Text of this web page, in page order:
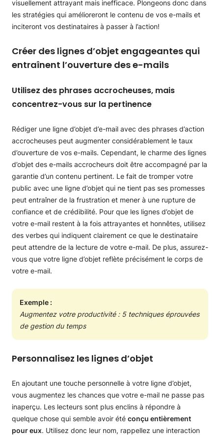
visuellement attrayant mais inefficace. Plongeons donc dans
les stratégies qui amélioreront le contenu de vos e-mails et
inciteront vos destinataires à passer à l’action!
Créer des lignes d’objet engageantes qui
entraînent l’ouverture des e-mails
Utilisez des phrases accrocheuses, mais
concentrez-vous sur la pertinence
Rédiger une ligne d’objet d’e-mail avec des phrases d’action
accrocheuses peut augmenter considérablement le taux
d’ouverture de vos e-mails. Cependant, le charme des lignes
d’objet des e-mails accrocheurs doit être accompagné par la
garantie d’un contenu pertinent. Le fait de tromper votre
public avec une ligne d’objet qui ne tient pas ses promesses
peut entraîner de la frustration et mener à une rupture de
confiance et de crédibilité. Pour que les lignes d’objet de
votre e-mail restent à la fois attrayantes et honnêtes, utilisez
des verbes qui indiquent clairement ce que le destinataire
peut attendre de la lecture de votre e-mail. De plus, assurez-
vous que votre ligne d’objet reflète précisément le corps de
votre e-mail.
Exemple :
Augmentez votre productivité : 5 techniques éprouvées
de gestion du temps
Personnalisez les lignes d’objet
En ajoutant une touche personnelle à votre ligne d’objet,
vous augmentez les chances que votre e-mail ne passe pas
inaperçu. Les lecteurs sont plus enclins à répondre à
quelque chose qui semble avoir été conçu entièrement
pour eux. Utilisez donc leur nom, rappellez une interaction